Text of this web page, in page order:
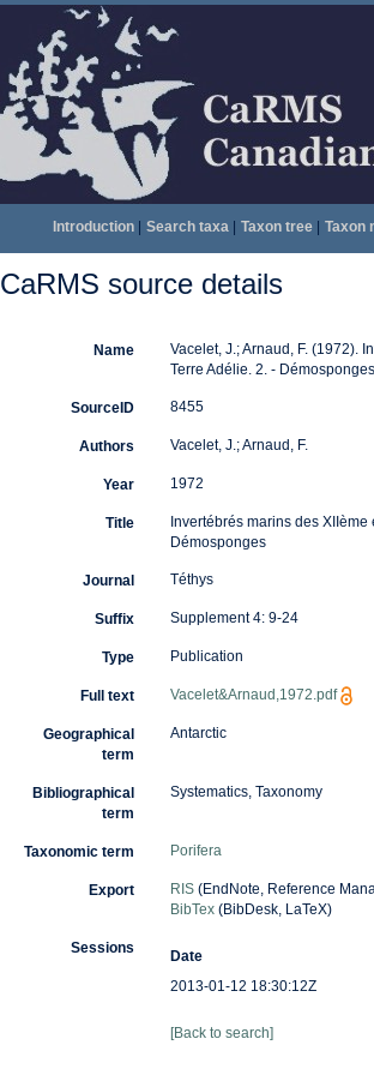
Introduction| Search taxa| Taxon tree| Taxon
CaRMS source details
Name
Vacelet, J.; Arnaud, F. (1972).
Terre Adélie. 2. -
SourceID 8455
Authors Vacelet, J.; Arnaud, F.
Year 1972
Title
Invertébrés marins des
Démosponges
Journal Téthys
Suffix Supplement 4: 9-24
Type Publication
Full text Vacelet&Arnaud,1972.pdf
Geographical
term
Antarctic
Bibliographical
term
Systematics, Taxonomy
Taxonomic term Porifera
Export RIS(EndNote, Reference
BibTex(BibDesk, LaTeX)
Sessions Date
2013-01-12 18:30:12Z
[Back to search]